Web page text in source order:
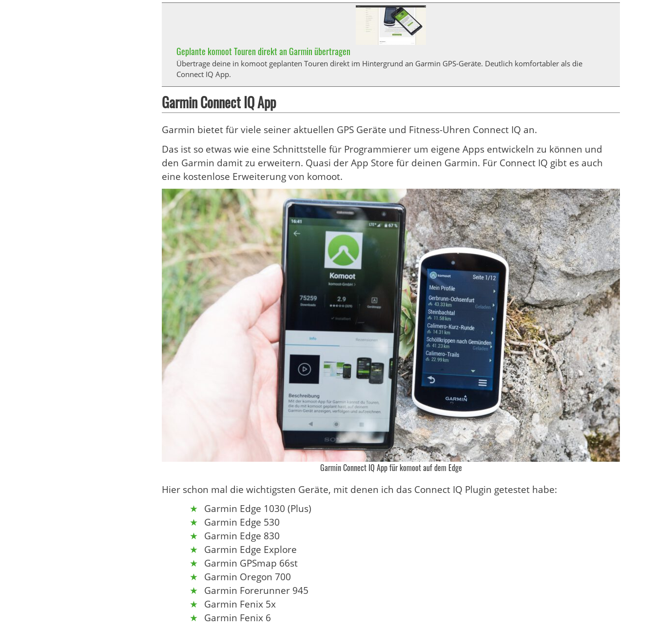
Geplante komoot Touren direkt an Garmin übertragen
Übertrage deine in komoot geplanten Touren direkt im Hintergrund an Garmin GPS-Geräte. Deutlich komfortabler als die
Connect IQ App.
Garmin Connect IQ App
Garmin bietet für viele seiner aktuellen GPS Geräte und Fitness-Uhren Connect IQ an.
Das ist so etwas wie eine Schnittstelle für Programmierer um eigene Apps entwickeln zu können und
den Garmin damit zu erweitern. Quasi der App Store für deinen Garmin. Für Connect IQ gibt es auch
eine kostenlose Erweiterung von komoot.
Garmin Connect IQ App für komoot auf dem Edge
Hier schon mal die wichtigsten Geräte, mit denen ich das Connect IQ Plugin getestet habe:
Garmin Edge 1030 (Plus)
Garmin Edge 530
Garmin Edge 830
Garmin Edge Explore
Garmin GPSmap 66st
Garmin Oregon 700
Garmin Forerunner 945
Garmin Fenix 5x
Garmin Fenix 6